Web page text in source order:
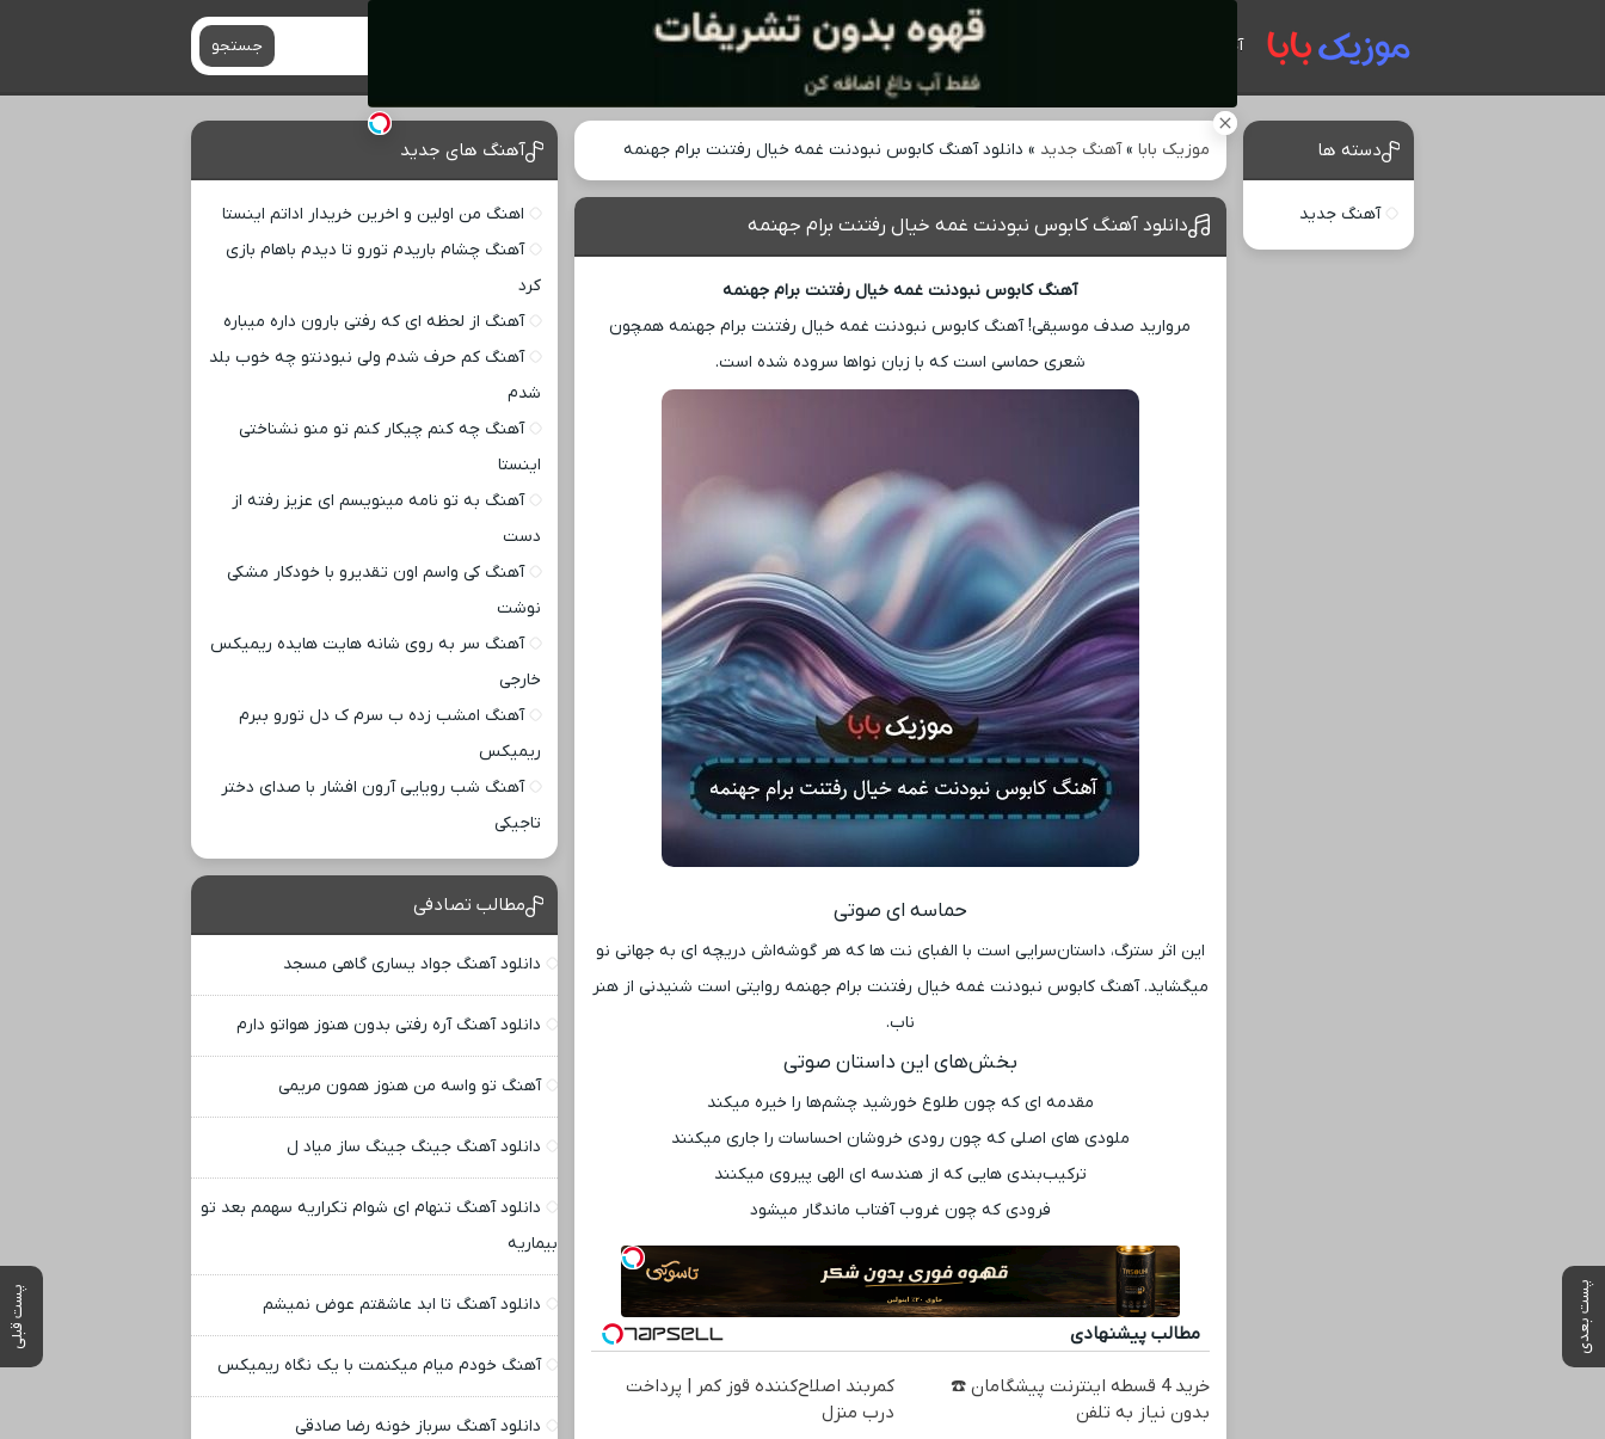
آهنگ های جدید جستجو
موزیک بابا »آهنگ جدید » دانلود آهنگ کابوس نبودنت غمه خیال رفتنت برام جهنمه
پست بعدی پست قبلی
دانلود آهنگ کابوس نبودنت غمه خیال رفتنت برام جهنمه
آهنگ کابوس نبودنت غمه خیال رفتنت برام جهنمه
مروارید صدف موسیقی! آهنگ کابوس نبودنت غمه خیال رفتنت برام جهنمه همچون
شعری حماسی است که با زبان نواها سروده شده است.
حماسه ‌ای صوتی
این اثر سترگ، داستان‌سرایی است با الفبای نت ‌ها که هر گوشه‌اش دریچه ‌ای به جهانی نو
میگشاید. آهنگ کابوس نبودنت غمه خیال رفتنت برام جهنمه روایتی است شنیدنی از هنر
ناب.
بخش‌های این داستان صوتی
مقدمه ‌ای که چون طلوع خورشید چشم‌ها را خیره میکند
ملودی ‌های اصلی که چون رودی خروشان احساسات را جاری میکنند
ترکیب‌بندی ‌هایی که از هندسه ‌ای الهی پیروی میکنند
فرودی که چون غروب آفتاب ماندگار میشود
مطالب پیشنهادی
خرید 4 قسطه اینترنت پیشگامان ☎️
بدون نیاز به تلفن
کمربند اصلاح‌کننده قوز کمر | پرداخت
درب منزل
دسته ها
آهنگ جدید
آهنگ های جدید
اهنگ من اولین و اخرین خریدار اداتم اینستا
آهنگ چشام باریدم تورو تا دیدم باهام بازی
کرد
آهنگ از لحظه ای که رفتی بارون داره میباره
آهنگ کم حرف شدم ولی نبودنتو چه خوب بلد
شدم
آهنگ چه کنم چیکار کنم تو منو نشناختی
اینستا
آهنگ به تو نامه مینویسم ای عزیز رفته از
دست
آهنگ کی واسم اون تقدیرو با خودکار مشکی
نوشت
آهنگ سر به روی شانه هایت هایده ریمیکس
خارجی
آهنگ امشب زده ب سرم ک دل تورو ببرم
ریمیکس
آهنگ شب رویایی آرون افشار با صدای دختر
تاجیکی
مطالب تصادفی
دانلود آهنگ جواد یساری گاهی مسجد
دانلود آهنگ آره رفتی بدون هنوز هواتو دارم
آهنگ تو واسه من هنوز همون مریمی
دانلود آهنگ جینگ جینگ ساز میاد ل
دانلود آهنگ تنهام ای شوام تکراریه سهمم بعد تو
بیماریه
دانلود آهنگ تا ابد عاشقتم عوض نمیشم
آهنگ خودم میام میکنمت با یک نگاه ریمیکس
دانلود آهنگ سرباز خونه رضا صادقی